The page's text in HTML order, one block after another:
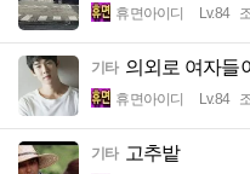
휴면아이디 Lv.84
기타 의외로 여자들
휴면아이디 Lv.84
기타 고추밭